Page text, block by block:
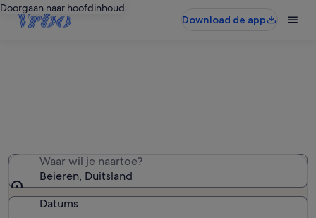
Doorgaan naar hoofdinhoud
Download de app
Waar wil je naartoe?
Beieren, Duitsland
Datums